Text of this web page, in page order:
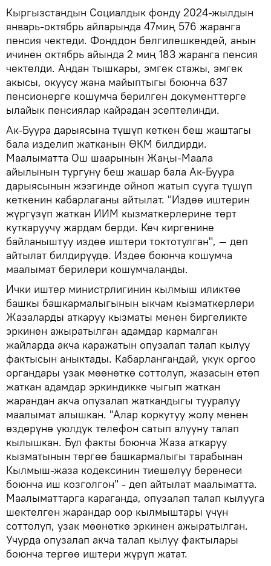
Кыргызстандын Социалдык фонду 2024-жылдын
январь-октябрь айларында 47миң 576 жаранга
пенсия чектеди. Фонддон белгилешкендей, анын
ичинен октябрь айында 2 миң 183 жаранга пенсия
чектелди. Андан тышкары, эмгек стажы, эмгек
акысы, окуусу жана майыптыгы боюнча 637
пенсионерге кошумча берилген документтерге
ылайык пенсиялар кайрадан эсептелинди.
Ак-Буура дарыясына түшүп кеткен беш жаштагы
бала изделип жатканын ӨКМ билдирди.
Маалыматта Ош шаарынын Жаңы-Маала
айылынын тургуну беш жашар бала Ак-Буура
дарыясынын жээгинде ойноп жатып сууга түшүп
кеткенин кабарлаганы айтылат. "Издөө иштерин
жүргүзүп жаткан ИИМ кызматкерлерине төрт
куткаруучу жардам берди. Кеч киргенине
байланыштуу издөө иштери токтотулган", — деп
айтылат билдирүүдө. Издөө боюнча кошумча
маалымат берилери кошумчаланды.
Ички иштер министрлигинин кылмыш иликтөө
башкы башкармалыгынын ыкчам кызматкерлери
Жазаларды аткаруу кызматы менен биргеликте
эркинен ажыратылган адамдар кармалган
жайларда акча каражатын опузалап талап кылуу
фактысын аныктады. Кабарлангандай, укук оргоо
органдары узак мөөнөткө соттолуп, жазасын өтөп
жаткан адамдар эркиндикке чыгып жаткан
жарандан акча опузалап жаткандыгы тууралуу
маалымат алышкан. "Алар коркутуу жолу менен
өздөрүнө уюлдук телефон сатып алууну талап
кылышкан. Бул факты боюнча Жаза аткаруу
кызматынын тергөө башкармалыгы тарабынан
Кылмыш-жаза кодексинин тиешелуу беренеси
боюнча иш козголгон" - деп айтылат маалыматта.
Маалыматтарга караганда, опузалап талап кылууга
шектелген жарандар оор кылмыштары үчүн
соттолуп, узак мөөнөткө эркинен ажыратылган.
Учурда опузалап акча талап кылуу фактылары
боюнча тергөө иштери жүрүп жатат.